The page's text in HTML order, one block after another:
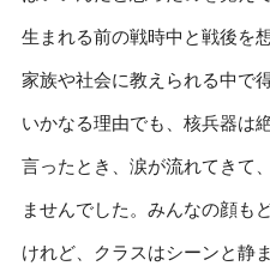
生まれる前の戦時中と戦後を
家族や社会に教えられる中で
いかなる理由でも、核兵器は
言ったとき、涙が流れてきて
ませんでした。みんなの顔も
けれど、クラスはシーンと静